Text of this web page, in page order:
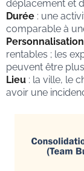
déplacement et
Durée : une
comparable à
Personnalisation
rentables ; les
peuvent être
Lieu : la ville, le
avoir une